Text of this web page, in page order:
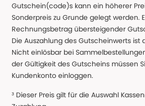
Gutschein(code)s kann ein höherer
Sonderpreis zu Grunde gelegt werden.
Rechnungsbetrag übersteigender
Die Auszahlung des Gutscheinwerts ist
Nicht einlösbar bei
der Gültigkeit des Gutscheins müssen
Kundenkonto einloggen.
³ Dieser Preis gilt für die Auswahl